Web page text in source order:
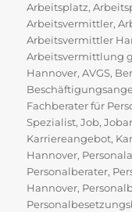
Arbeitsplatz,
Arbeitsvermittler,
Arbeitsvermittler
Arbeitsvermittlung
Hannover,AVGS,
Fachberater für
Spezialist,Job,
Karriereangebot,
Hannover,
Personalberater,
Hannover,